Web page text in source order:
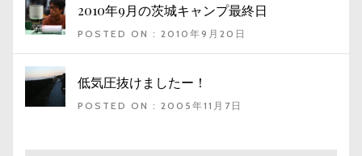
2010年9月の茨城キャンプ最終日
POSTED ON : 2010年9月20日
低気圧抜けましたー！
POSTED ON : 2005年11月7日